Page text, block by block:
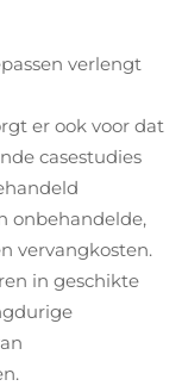
verlengt
er ook voor dat
casestudies
onbehandelde,
vervangkosten.
in geschikte